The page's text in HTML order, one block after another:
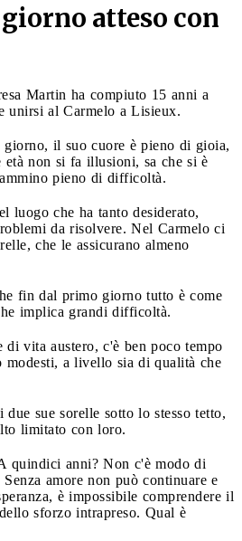
atteso con
Martin ha compiuto 15 anni a
unirsi al Carmelo a Lisieux.
giorno, il suo cuore è pieno di gioia,
età non si fa illusioni, sa che si è
pieno di difficoltà.
luogo che ha tanto desiderato,
da risolvere. Nel Carmelo ci
che le assicurano almeno
fin dal primo giorno tutto è come
implica grandi difficoltà.
di vita austero, c'è ben poco tempo
modesti, a livello sia di qualità che
due sue sorelle sotto lo stesso tetto,
limitato con loro.
quindici anni? Non c'è modo di
amore non può continuare e
è impossibile comprendere il
sforzo intrapreso. Qual è